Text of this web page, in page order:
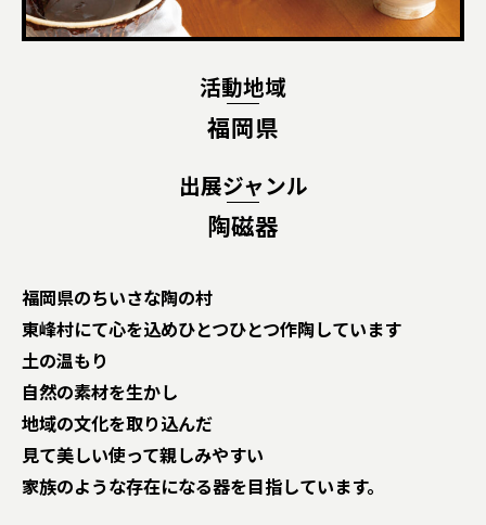
活動地域
福岡県
出展ジャンル
陶磁器
福岡県のちいさな陶の村
東峰村にて心を込めひとつひとつ作陶しています
土の温もり
自然の素材を生かし
地域の文化を取り込んだ
見て美しい使って親しみやすい
家族のような存在になる器を目指しています。